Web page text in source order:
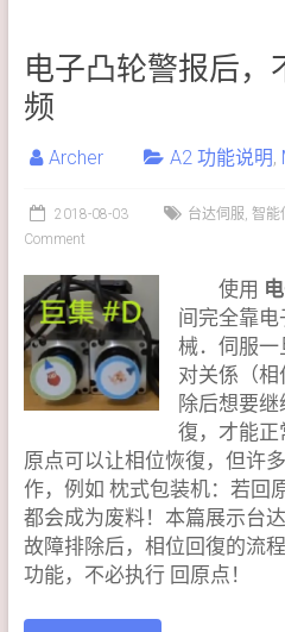
电子凸轮警报后，
频
Archer A2 功能说明,
2018-08-03 台达伺服, 智能
Comment
使用
间完全靠
械．伺服一
对关係（
除后想要
復，才能正
原点可以让相位恢復，但许
作，例如 枕式包装机：若回
都会成为废料！本篇展示台
故障排除后，相位回復的流
功能，不必执行 回原点！